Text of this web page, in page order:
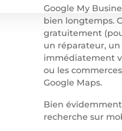
Google My
bien longtemps.
gratuitement
un réparateur, un
immédiatement
ou les
Google Maps.
Bien
recherche sur